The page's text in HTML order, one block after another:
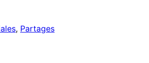
, Partages